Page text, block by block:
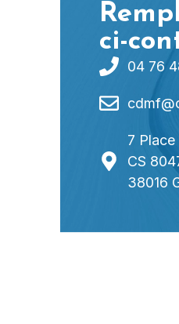
ci-
04 76
7 Place
CS
38016